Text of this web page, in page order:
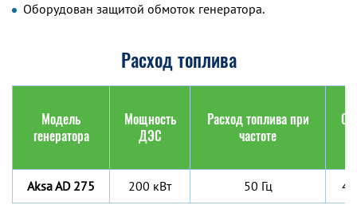
Оборудован защитой обмоток генератора.
Расход топлива
Модель
генератора
Мощность
ДЭС
Расход топлива при
частоте
Aksa AD 275 200 кВт 50 Гц